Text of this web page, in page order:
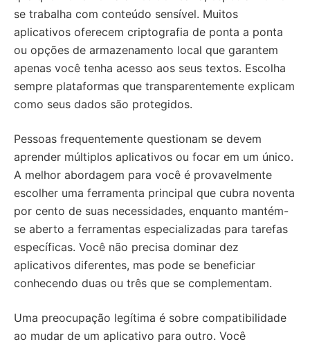
se trabalha com conteúdo sensível. Muitos
aplicativos oferecem criptografia de ponta a ponta
ou opções de armazenamento local que garantem
apenas você tenha acesso aos seus textos. Escolha
sempre plataformas que transparentemente explicam
como seus dados são protegidos.
Pessoas frequentemente questionam se devem
aprender múltiplos aplicativos ou focar em um único.
A melhor abordagem para você é provavelmente
escolher uma ferramenta principal que cubra noventa
por cento de suas necessidades, enquanto mantém-
se aberto a ferramentas especializadas para tarefas
específicas. Você não precisa dominar dez
aplicativos diferentes, mas pode se beneficiar
conhecendo duas ou três que se complementam.
Uma preocupação legítima é sobre compatibilidade
ao mudar de um aplicativo para outro. Você